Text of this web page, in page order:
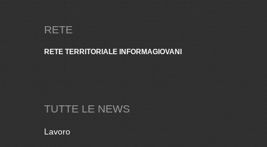
RETE
RETE TERRITORIALE INFORMAGIOVANI
TUTTE LE NEWS
Lavoro